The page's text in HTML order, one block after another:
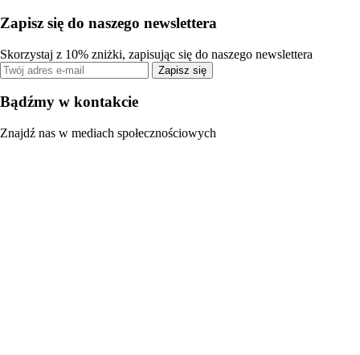
Zapisz się do naszego newslettera
Skorzystaj z 10% zniżki, zapisując się do naszego newslettera
Zapisz się
Bądźmy w kontakcie
Znajdź nas w mediach społecznościowych